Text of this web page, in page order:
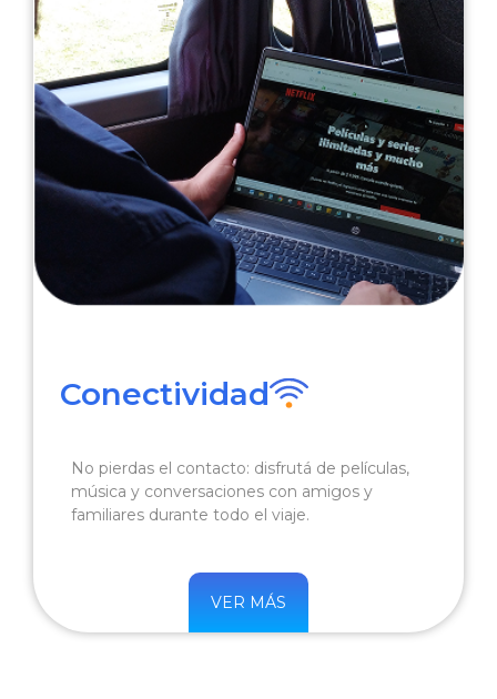
Conectividad
No pierdas el contacto: disfrutá de películas,
música y conversaciones con amigos y
familiares durante todo el viaje.
VER MÁS